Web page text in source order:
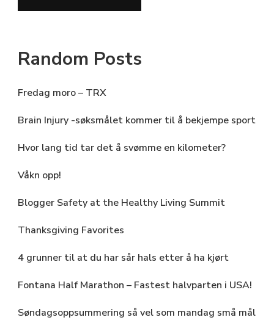
Random Posts
Fredag ​​moro – TRX
Brain Injury -søksmålet kommer til å bekjempe sport
Hvor lang tid tar det å svømme en kilometer?
Våkn opp!
Blogger Safety at the Healthy Living Summit
Thanksgiving Favorites
4 grunner til at du har sår hals etter å ha kjørt
Fontana Half Marathon – Fastest halvparten i USA!
Søndagsoppsummering så vel som mandag små mål